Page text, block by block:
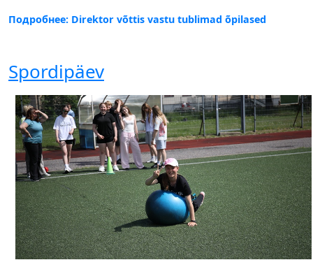
Подробнее: Direktor võttis vastu tublimad õpilased
Spordipäev